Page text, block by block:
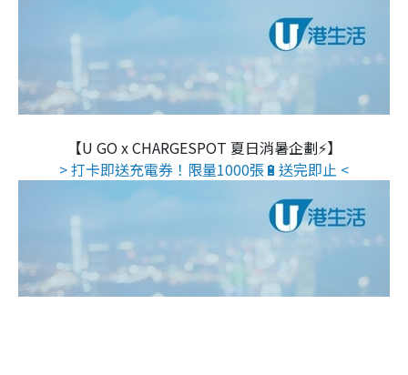
【U GO x CHARGESPOT 夏日消暑企劃⚡】
> 打卡即送充電券！限量1000張🔋送完即止 <